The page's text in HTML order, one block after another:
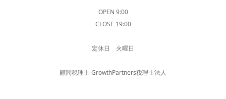
OPEN 9:00
CLOSE 19:00
定休日 火曜日
顧問税理士 GrowthPartners税理士法人